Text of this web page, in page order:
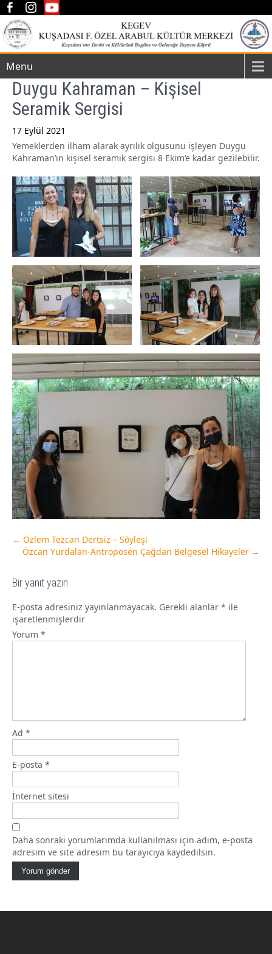
Menu
Duygu Kahraman – Kişisel
Seramik Sergisi
17 Eylül 2021
Yemeklerden ilham alarak ayrılık olgusunu işleyen Duygu
Kahraman’ın kişisel seramik sergisi 8 Ekim’e kadar gezilebilir.
Post
← Özlem Tezcan Dertsiz – Söyleşi
Özcan Yurdalan-Antroposen Çağdan Belgesel Hikayeler →
Bir yanıt yazın
E-posta adresiniz yayınlanmayacak. Gerekli alanlar * ile
işaretlenmişlerdir
Yorum *
Ad *
E-posta *
İnternet sitesi
Daha sonraki yorumlarımda kullanılması için adım, e-posta
adresim ve site adresim bu tarayıcıya kaydedilsin.